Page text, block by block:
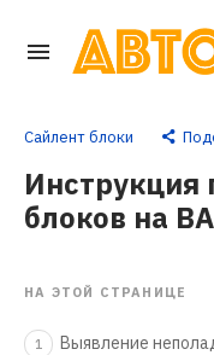
Перейти
контенту
Сайлент блоки
Инструкция
блоков на
НА ЭТОЙ СТРАНИЦЕ
1 Выявление